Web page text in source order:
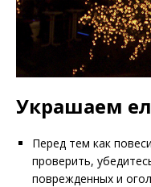
Украшаем
Перед тем как
проверить,
поврежденных и